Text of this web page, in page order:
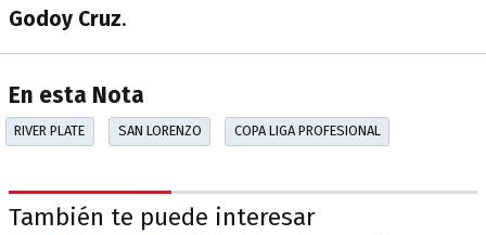
Godoy Cruz.
En esta Nota
RIVER PLATE SAN LORENZO COPA LIGA PROFESIONAL
También te puede interesar